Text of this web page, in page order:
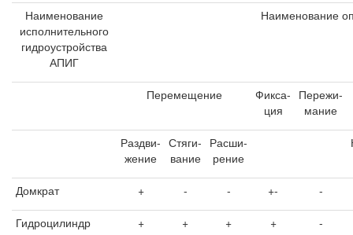
Наименование
исполнительного
гидроустройства
АПИГ
Наименование
Перемещение
Фикса-
ция
Пережи-
мание
Раздви-
жение
Стяги-
вание
Расши-
рение
Домкрат + - - +- -
Гидроцилиндр + + + + -